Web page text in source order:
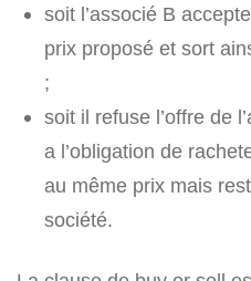
soit l’associé B
prix proposé et sort
;
soit il refuse l’offre de
a l’obligation de
au même prix mais
société.